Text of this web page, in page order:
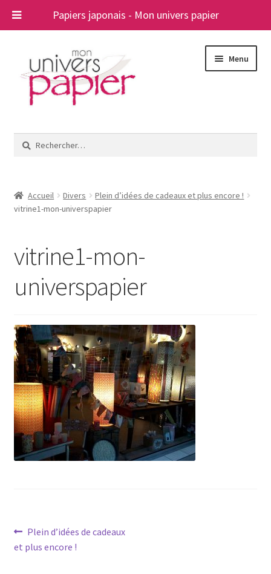
Papiers japonais - Mon univers papier
navigation
contenu
Menu
le
A propos
Rechercher :
Accueil Divers
Plein d’idées de cadeaux et plus encore !
vitrine1-mon-universpapier
vitrine1-mon-
universpapier
Navigation
de
Article
précédent :
Plein d’idées de cadeaux
et plus encore !